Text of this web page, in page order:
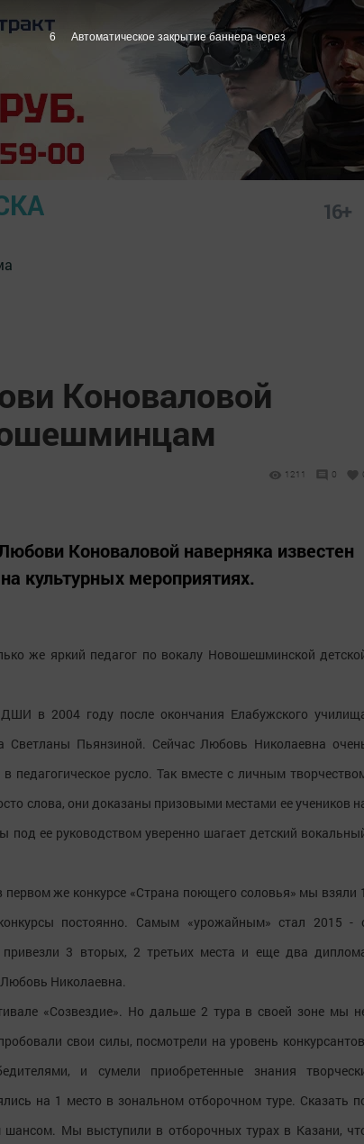
16+
Коноваловой
1211 0
Коноваловой наверняка известен
мероприятиях.
же яркий педагог по вокалу Новошешминской
в 2004 году после окончания Елабужского
Светланы Пьянзиной. Сейчас Любовь Николаевна
педагогическое русло. Так вместе с личным
слова, они доказаны призовыми местами ее учеников
под ее руководством уверенно шагает детский
же конкурсе «Страна поющего соловья» мы взяли 1
постоянно. Самым «урожайным» стал 2015 -
3 вторых, 2 третьих места и еще два
Любовь Николаевна.
«Созвездие». Но дальше 2 тура в своей зоне мы
свои силы, посмотрели на уровень
и сумели приобретенные знания
на 1 место в зональном отборочном туре. Сказать
шансом. Мы выступили в отборочных турах в Казани,
5 Автоматическое закрытие баннера через